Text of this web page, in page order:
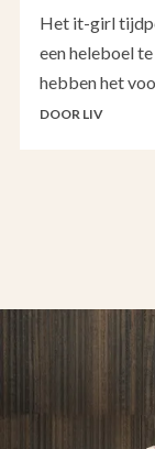
Het it-girl
een heleboel
hebben het
DOOR LIV